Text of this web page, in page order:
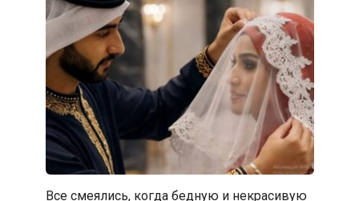
Все смеялись, когда бедную и некрасивую